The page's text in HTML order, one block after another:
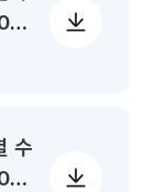
일
수
일